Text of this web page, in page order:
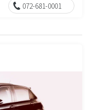
072-681-0001